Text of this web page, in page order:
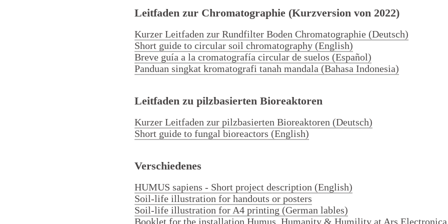
Deutsch
Leitfaden zur Chromatographie (Kurzversion von 2022)
Kurzer Leitfaden zur Rundfilter Boden Chromatographie (Deutsch)
Short guide to circular soil chromatography (English)
Breve guía a la cromatografía circular de suelos (Español)
Panduan singkat kromatografi tanah mandala (Bahasa Indonesia)
Leitfaden zu pilzbasierten Bioreaktoren
Kurzer Leitfaden zur pilzbasierten Bioreaktoren (Deutsch)
Short guide to fungal bioreactors (English)
Verschiedenes
HUMUS sapiens - Short project description (English)
Soil-life illustration for handouts or posters
Soil-life illustration for A4 printing (German lables)
Booklet for the installation Humus, Humanity & Humility at Ars